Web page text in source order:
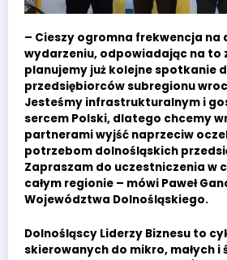
– Cieszy ogromna frekwencja na
wydarzeniu, odpowiadając na to
planujemy już kolejne spotkanie
przedsiębiorców subregionu
Jesteśmy infrastrukturalnym i
sercem Polski, dlatego chcemy
partnerami wyjść naprzeciw
potrzebom dolnośląskich
Zapraszam do uczestniczenia w
całym regionie – mówi Paweł
Województwa Dolnośląskiego.
Dolnośląscy Liderzy Biznesu to
skierowanych do mikro, małych i